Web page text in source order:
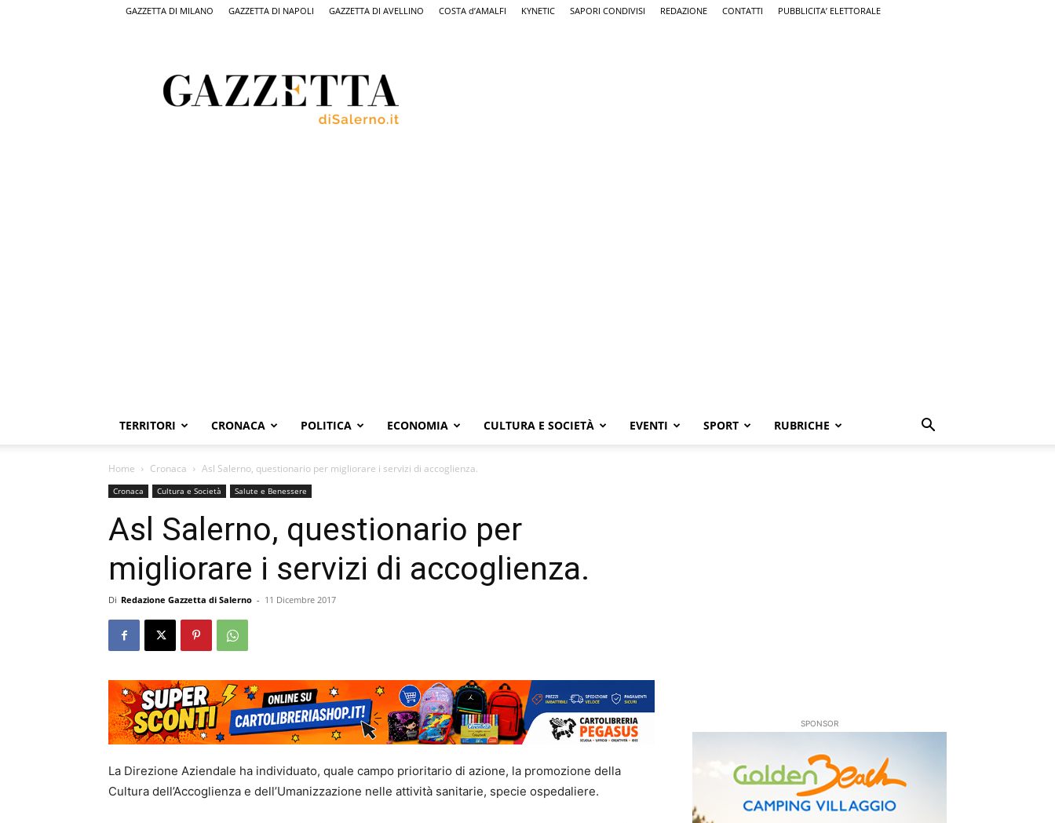
GAZZETTA DI MILANO GAZZETTA DI NAPOLI GAZZETTA DI AVELLINO COSTA d’AMALFI KYNETIC SAPORI CONDIVISI REDAZIONE CONTATTI PUBBLICITA’ ELETTORALE
Salerno,
il
quotidiano
TERRITORI CRONACA POLITICA ECONOMIA CULTURA E SOCIETÀ EVENTI SPORT RUBRICHE
Home Cronaca Asl Salerno, questionario per migliorare i servizi di accoglienza.
Cronaca Cultura e Società Salute e Benessere
Asl Salerno, questionario per
migliorare i servizi di accoglienza.
Di Redazione Gazzetta di Salerno - 11 Dicembre 2017
La Direzione Aziendale ha individuato, quale campo prioritario di azione, la promozione della
Cultura dell’Accoglienza e dell’Umanizzazione nelle attività sanitarie, specie ospedaliere.
SPONSOR